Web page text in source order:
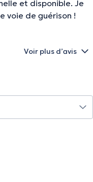
et disponible. Je
voie de guérison !
Voir plus d’avis